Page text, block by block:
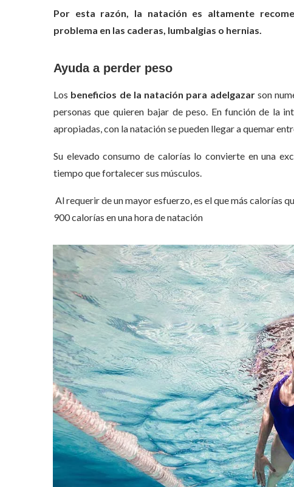
Por esta razón, la natación es altamente
problema en las caderas, lumbalgias o hernias.
Ayuda a perder peso
Los beneficios de la natación para adelgazarson
personas que quieren bajar de peso. En función de la
apropiadas, con la natación se pueden llegar a quemar
Su elevado consumo de calorías lo convierte en una
tiempo que fortalecer sus músculos.
Al requerir de un mayor esfuerzo, es el que más calorías
900 calorías en una hora de natación